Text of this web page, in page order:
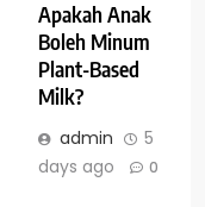
Apakah Anak
Boleh Minum
Plant-Based
Milk?
admin
5
days ago
0